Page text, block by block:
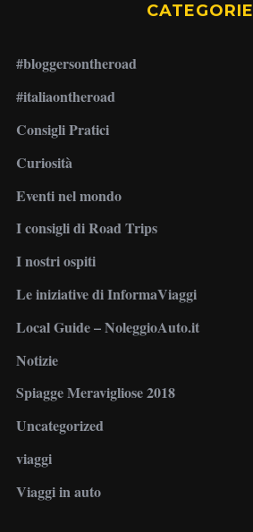
CATEGORIE
#bloggersontheroad
#italiaontheroad
Consigli Pratici
Curiosità
Eventi nel mondo
I consigli di Road Trips
I nostri ospiti
Le iniziative di InformaViaggi
Local Guide – NoleggioAuto.it
Notizie
Spiagge Meravigliose 2018
Uncategorized
viaggi
Viaggi in auto